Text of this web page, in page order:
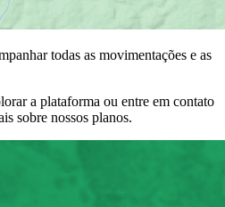
todas as movimentações e as
a plataforma ou entre em contato
sobre nossos planos.